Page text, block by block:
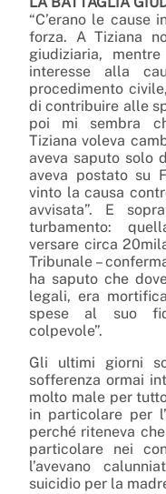
“C’erano le cause
forza. A Tiziana
giudiziaria,
interesse alla
procedimento
di contribuire alle
poi mi sembra
Tiziana voleva
aveva saputo solo
aveva postato su
vinto la causa
avvisata”. E
turbamento:
versare circa
Tribunale –
ha saputo che
legali, era
spese al suo
colpevole”.
Gli ultimi giorni
sofferenza ormai
molto male per
in particolare per
perché riteneva
particolare nei
l’avevano
suicidio per la